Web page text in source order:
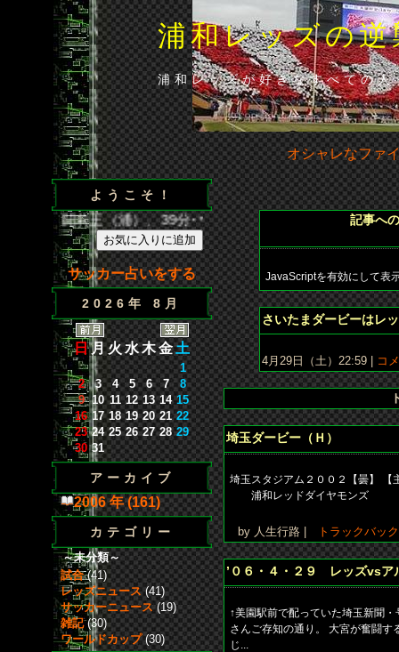
浦和レッズの
浦和レッズが好きなすべての
オシャレなファ
ようこそ！
分･闘莉王（浦）、39分･ウェズレイ（広）、86分･山田
サッカー占いをする
2026年 8月
日月火水木金土
1
2
3 4 5 6 7
8
9 10 11 12 13 14 15
16 17 18 19 20 21 22
23 24 25 26 27 28 29
30 31
アーカイブ
2006 年 (161)
カテゴリー
～未分類～
試合(41)
レッズニュース(41)
サッカーニュース(19)
雑記(30)
ワールドカップ(30)
記事へ
JavaScriptを有効にして表
さいたまダービーはレ
4月29日（土）22:59 | コ
埼玉ダービー（Ｈ）
埼玉スタジアム２００２【曇】
浦和レッドダイヤモン
by 人生行路 | トラックバッ
’０６・４・２９ レッズvsア
↑美園駅前で配っていた埼玉新聞
さんご存知の通り。 大宮が奮闘
じ...